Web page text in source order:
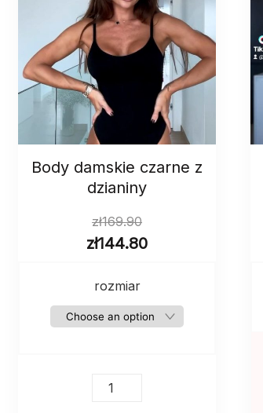
Body damskie czarne z
dzianiny
zł169.90
zł144.80
rozmiar
Body